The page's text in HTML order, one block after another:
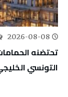
2026-08-08
تحتضنه
التونسي